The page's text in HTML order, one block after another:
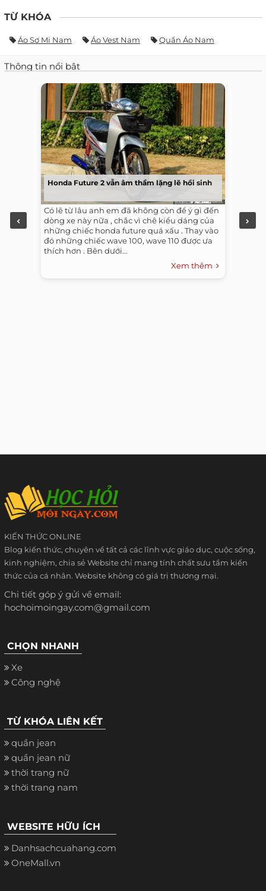
TỪ KHÓA
Áo Sơ Mi Nam Áo Vest Nam Quần Áo Nam
Thông tin nổi bật
Honda Future 2 vẫn âm thầm lặng lẽ hồi sinh
Có lẽ từ lâu anh em đã không còn để ý gì đến
dòng xe này nữa , chắc vì chê kiểu dáng của
những chiếc honda future quá xấu . Thay vào
đó những chiếc wave 100, wave 110 được ưa
thích hơn . Bên dưới...
Xem thêm
KIẾN THỨC ONLINE
Blog kiến thức, chuyên về tất cả các lĩnh vực giáo dục, cuộc sống,
kinh nghiệm, chia sẻ Website chỉ mang tính chất sưu tầm kiến
thức của cá nhân. Website không có giá trị thương mại.
Chi tiết góp ý gửi về email:
hochoimoingay.com@gmail.com
CHỌN NHANH
Xe
Công nghệ
TỪ KHÓA LIÊN KẾT
quần jean
quần jean nữ
thời trang nữ
thời trang nam
WEBSITE HỮU ÍCH
Danhsachcuahang.com
OneMall.vn